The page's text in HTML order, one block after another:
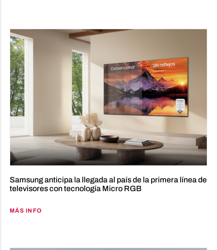
Samsung anticipa la llegada al país de la primera línea de
televisores con tecnología Micro RGB
MÁS INFO